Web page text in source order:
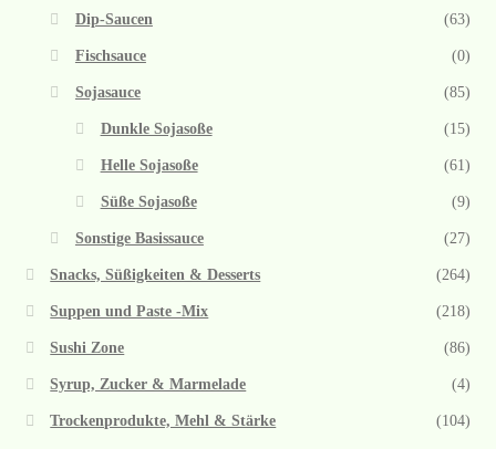
Dip-Saucen (63)
Fischsauce (0)
Sojasauce (85)
Dunkle Sojasoße (15)
Helle Sojasoße (61)
Süße Sojasoße (9)
Sonstige Basissauce (27)
Snacks, Süßigkeiten & Desserts (264)
Suppen und Paste -Mix (218)
Sushi Zone (86)
Syrup, Zucker & Marmelade (4)
Trockenprodukte, Mehl & Stärke (104)